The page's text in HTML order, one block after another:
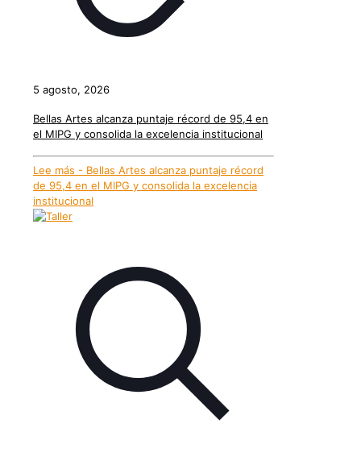
5 agosto, 2026
Bellas Artes alcanza puntaje récord de 95,4 en
el MIPG y consolida la excelencia institucional
Lee más - Bellas Artes alcanza puntaje récord
de 95,4 en el MIPG y consolida la excelencia
institucional